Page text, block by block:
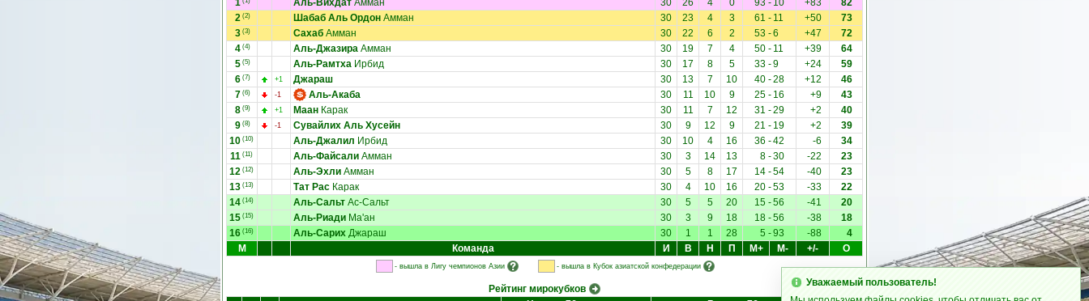
1
Аль-Вихдат Амман 30 26 4 0 93 - 10 +83
82
2 (2) Шабаб Аль Ордон Амман 30 23 4 3 61 - 11 +50
73
3 (3) Сахаб Амман 30 22 6 2 53 -6 +47
72
4 (4) Аль-Джазира Амман 30 19 7 4 50 - 11 +39
64
5 (5) Аль-Рамтха Ирбид 30 17 8 5 33 -9 +24
59
6 (7) +1 Джараш 30 13 7 10 40 -28 +12
46
7 (6) -1 Аль-Акаба 30 11 10 9 25 - 16 +9
43
8 (9) +1 Маан Карак 30 11 7 12 31 -29 +2
40
9 (8) -1 Сувайлих Аль Хусейн 30 9 12 9 21 - 19 +2
39
10 (10) Аль-Джалил Ирбид 30 10 4 16 36 -42 -6
34
11 (11) Аль-Файсали Амман 30 3 14 13 8 -30 -22
23
12 (12) Аль-Эхли Амман 30 5 8 17 14 -54 -40
23
13 (13) Тат Рас Карак 30 4 10 16 20 -53 -33
22
14 (14) Аль-Сальт Ас-Сальт 30 5 5 20 15 -56 -41
20
15 (15) Аль-Риади Ma'ан 30 3 9 18 18 -56 -38
18
16 (16) Аль-Сарих Джараш 30 1 1 28 5 -93 -88
4
М
Команда И В Н П М+ М- +/- О
- вышла в Лигу чемпионов Азии - вышла в Кубок азиатской конфедерации
Рейтинг мирокубков
Уважаемый пользователь!